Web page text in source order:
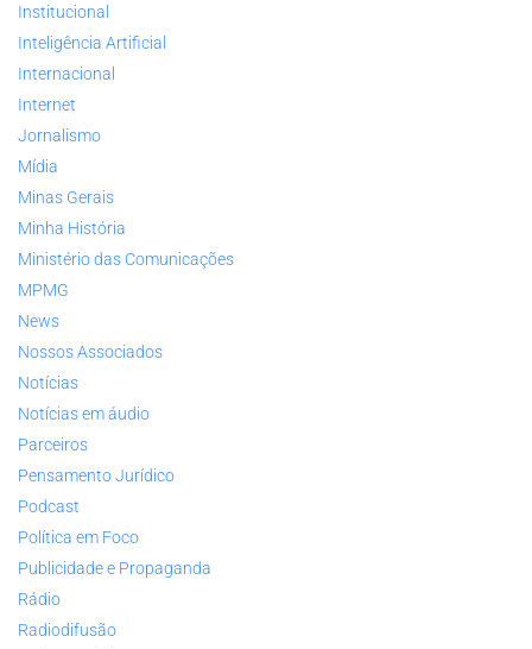
Institucional
Inteligência Artificial
Internacional
Internet
Jornalismo
Mídia
Minas Gerais
Minha História
Ministério das Comunicações
MPMG
News
Nossos Associados
Notícias
Notícias em áudio
Parceiros
Pensamento Jurídico
Podcast
Política em Foco
Publicidade e Propaganda
Rádio
Radiodifusão